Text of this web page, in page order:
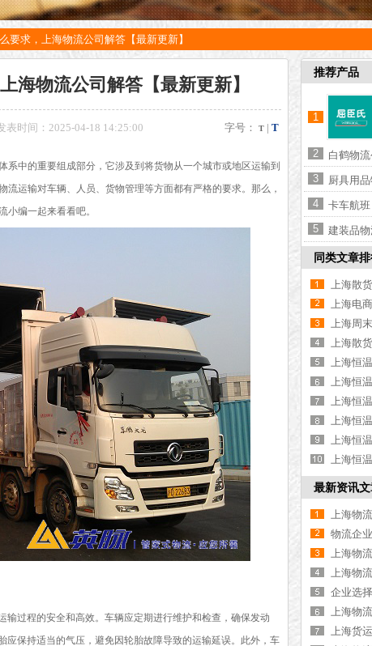
要求，上海物流公司解答【最新更新】
海物流公司解答【最新更新】
字号： T | T
表时间：2025-04-18 14:25:00
系中的重要组成部分，它涉及到将货物从一个城市或地区运输到
运输对车辆、人员、货物管理等方面都有严格的要求。那么，
小编一起来看看吧。
过程的安全和高效。车辆应定期进行维护和检查，确保发动
保持适当的气压，避免因轮胎故障导致的运输延误。此外，车
推荐产品
1
2
白鹤物流
3
厨具用
4
卡车航班
5
建装品
同类文章
上海散
高性价
上海电
电商散
上海周
日散货
上海散
散货进
上海恒
货运成
上海恒
业恒温
上海恒
运输适
上海恒
与冷链
上海恒
运输货
上海恒
恒温物
最新资讯
上海物
大全「
物流企
讨
上海物
上海物
司【最
企业选
险，本
上海物
就知道
上海货